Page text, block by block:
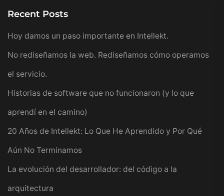
Recent Posts
Hoy damos un paso importante en Intellekt.
No rediseñamos la web. Rediseñamos cómo operamos
el servicio.
Historias de software que no funcionaron (y lo que
aprendí en el camino)
20 Años de Intellekt: Lo Que He Aprendido y Por Qué
Aún No Terminamos
La evolución del desarrollador: del código a la
arquitectura